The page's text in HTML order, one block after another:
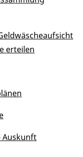
erteilen
Auskunft